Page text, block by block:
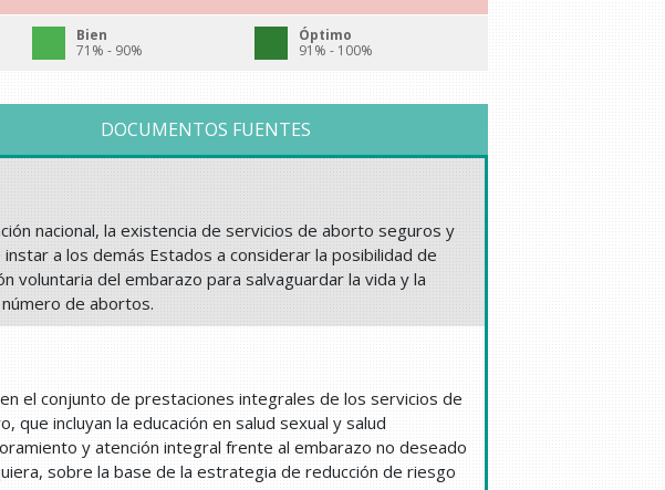
Bien
71% - 90%
Óptimo
91% - 100%
DOCUMENTOS FUENTES
nacional, la existencia de servicios de aborto seguros y
a los demás Estados a considerar la posibilidad de
voluntaria del embarazo para salvaguardar la vida y la
de abortos.
el conjunto de prestaciones integrales de los servicios de
incluyan la educación en salud sexual y salud
y atención integral frente al embarazo no deseado
sobre la base de la estrategia de reducción de riesgo